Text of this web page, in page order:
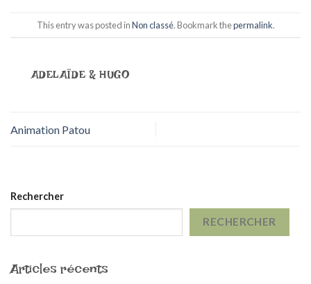
This entry was posted inNon classé. Bookmark thepermalink.
ADELAÏDE & HUGO
Animation Patou
Rechercher
RECHERCHER
Articles récents